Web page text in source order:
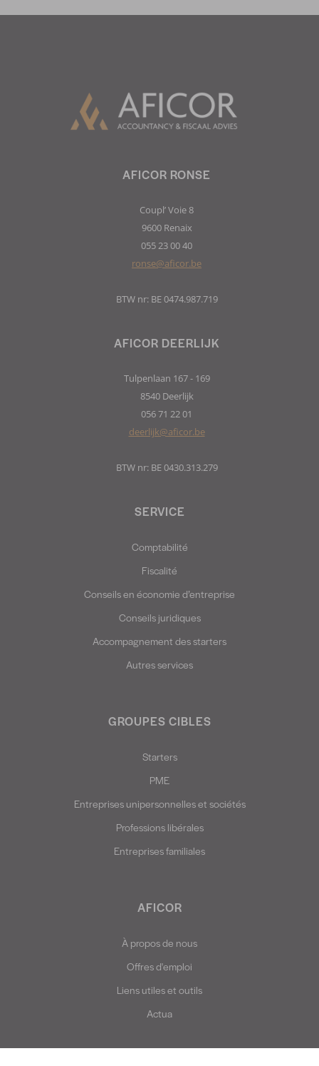
SERVICE
Comptabilité
Fiscalité
Conseils en économie d’entreprise
Conseils juridiques
Accompagnement des starters
Autres services
GROUPES CIBLES
Starters
PME
Entreprises unipersonnelles et sociétés
Professions libérales
Entreprises familiales
AFICOR
À propos de nous
Offres d'emploi
Liens utiles et outils
Actua
AFICOR DEERLIJK
Tulpenlaan 167 - 169
8540 Deerlijk
056 71 22 01
deerlijk@aficor.be
BTW nr: BE 0430.313.279
AFICOR RONSE
Coupl’ Voie 8
9600 Renaix
055 23 00 40
ronse@aficor.be
BTW nr: BE 0474.987.719